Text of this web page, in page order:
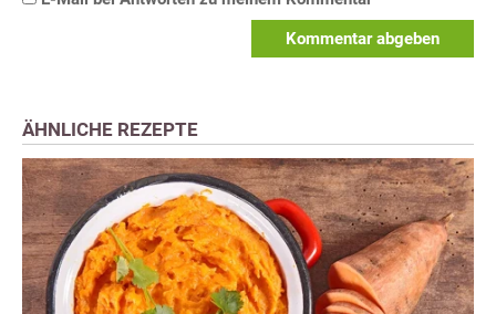
Kommentar abgeben
ÄHNLICHE REZEPTE